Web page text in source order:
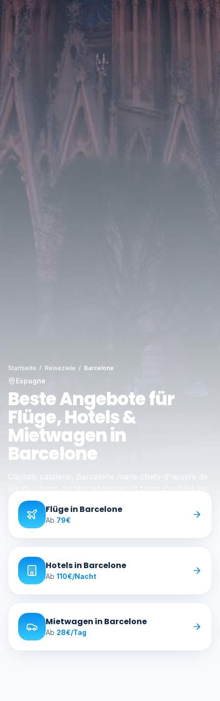
Startseite / Reiseziele / Barcelone
Espagne
Beste Angebote für
Flüge, Hotels &
Mietwagen in
Barcelone
Flüge in Barcelone
Ab 79€
Hotels in Barcelone
Ab 110€/Nacht
Mietwagen in Barcelone
Ab 28€/Tag